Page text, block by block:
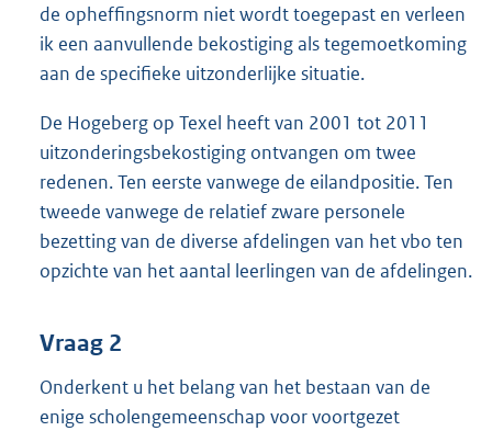
de opheffingsnorm niet wordt toegepast en verleen
ik een aanvullende bekostiging als tegemoetkoming
aan de specifieke uitzonderlijke situatie.
De Hogeberg op Texel heeft van 2001 tot 2011
uitzonderingsbekostiging ontvangen om twee
redenen. Ten eerste vanwege de eilandpositie. Ten
tweede vanwege de relatief zware personele
bezetting van de diverse afdelingen van het vbo ten
opzichte van het aantal leerlingen van de afdelingen.
Vraag 2
Onderkent u het belang van het bestaan van de
enige scholengemeenschap voor voortgezet